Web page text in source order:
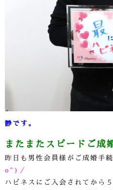
静です。
またまたスピードご
昨日も男性会員様がご成婚手
o^)／
ハピネスにご入会されてから